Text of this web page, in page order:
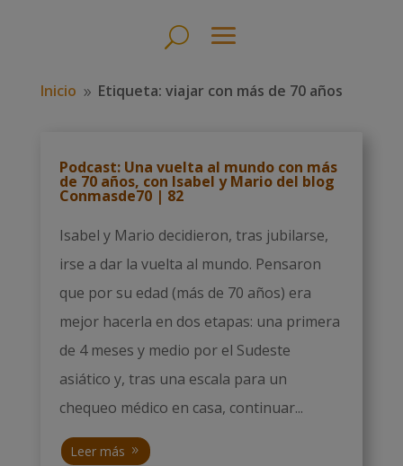
Inicio 9 Etiqueta: viajar con más de 70 años
Podcast: Una vuelta al mundo con más
de 70 años, con Isabel y Mario del blog
Conmasde70 | 82
Isabel y Mario decidieron, tras jubilarse,
irse a dar la vuelta al mundo. Pensaron
que por su edad (más de 70 años) era
mejor hacerla en dos etapas: una primera
de 4 meses y medio por el Sudeste
asiático y, tras una escala para un
chequeo médico en casa, continuar...
Leer más